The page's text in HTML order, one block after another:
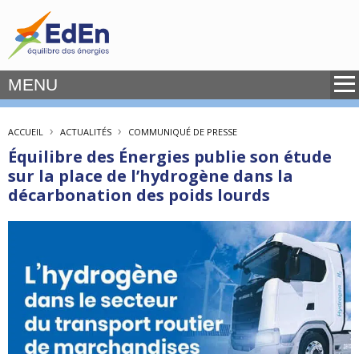
MENU
ACCUEIL › ACTUALITÉS › COMMUNIQUÉ DE PRESSE
Équilibre des Énergies publie son étude
sur la place de l’hydrogène dans la
décarbonation des poids lourds